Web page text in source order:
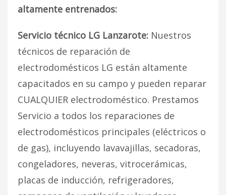
altamente entrenados:
Servicio técnico LG Lanzarote: Nuestros
técnicos de reparación de
electrodomésticos LG están altamente
capacitados en su campo y pueden reparar
CUALQUIER electrodoméstico. Prestamos
Servicio a todos los reparaciones de
electrodomésticos principales (eléctricos o
de gas), incluyendo lavavajillas, secadoras,
congeladores, neveras, vitrocerámicas,
placas de inducción, refrigeradores,